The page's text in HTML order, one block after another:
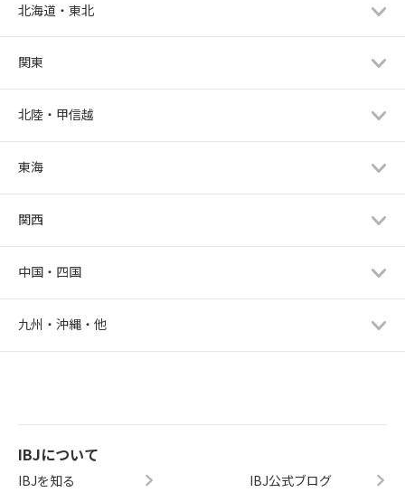
北海道・東北
関東
北陸・甲信越
東海
関西
中国・四国
九州・沖縄・他
IBJについて
IBJを知る IBJ公式ブログ